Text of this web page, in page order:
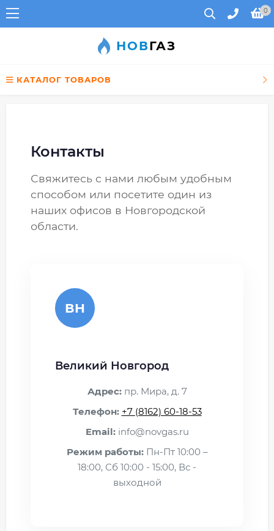
0
НОВГАЗ
КАТАЛОГ ТОВАРОВ
Контакты
Свяжитесь с нами любым удобным
способом или посетите один из
наших офисов в Новгородской
области.
ВН
Великий Новгород
Адрес:пр. Мира, д. 7
Телефон: +7 (8162) 60-18-53
Email:info@novgas.ru
Режим работы:Пн-Пт 10:00 –
18:00, Сб 10:00 - 15:00, Вс -
выходной